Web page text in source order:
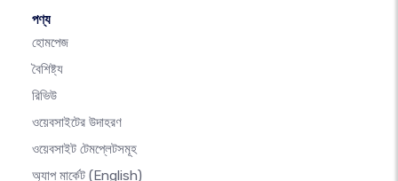
পণ্য
হোমপেজ
বৈশিষ্ট্য
রিভিউ
ওয়েবসাইটের উদাহরণ
ওয়েবসাইট টেমপ্লেটসমূহ
অ্যাপ মার্কেট (English)